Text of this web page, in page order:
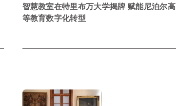
智慧教室在特里布万大学揭牌 赋能尼泊尔高
等教育数字化转型